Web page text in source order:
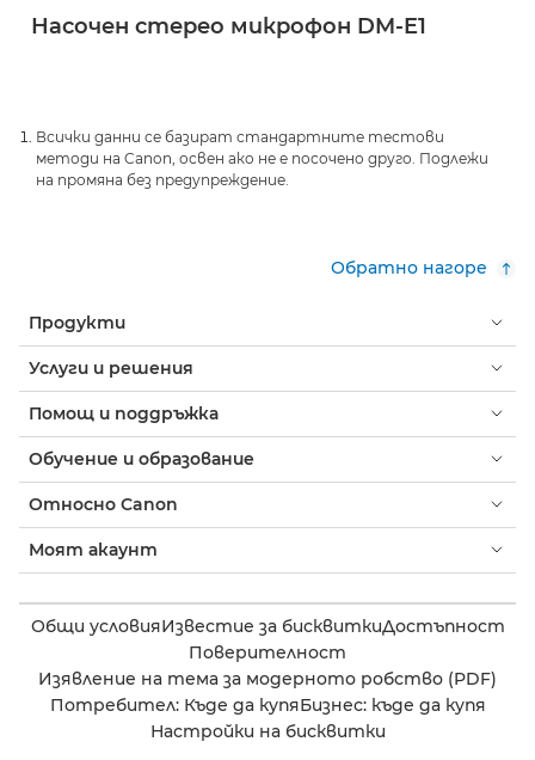
Насочен стерео микрофон DM-E1
Всички данни се базират стандартните тестови
методи на Canon, освен ако не е посочено друго. Подлежи
на промяна без предупреждение.
Обратно нагоре
Продукти
Услуги и решения
Помощ и поддръжка
Обучение и образование
Относно Canon
Моят акаунт
Общи условияИзвестие за бисквиткиДостъпност
Поверителност
Изявление на тема за модерното робство (PDF)
Потребител: Къде да купяБизнес: къде да купя
Настройки на бисквитки